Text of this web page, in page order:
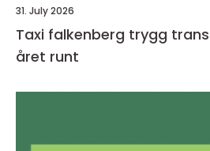
31. July 2026
Taxi falkenberg trygg transport längs kusten
året runt